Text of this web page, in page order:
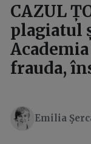
CAZUL
plagiatul
frauda,
Emilia